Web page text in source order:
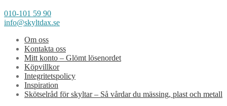
010-101 59 90
info@skyltdax.se
Om oss
Kontakta oss
Mitt konto – Glömt lösenordet
Köpvillkor
Integritetspolicy
Inspiration
Skötselråd för skyltar – Så vårdar du mässing, plast och metall